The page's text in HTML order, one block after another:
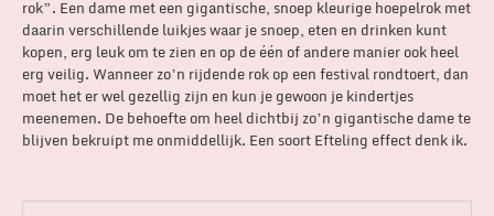
rok”. Een dame met een gigantische, snoep kleurige hoepelrok met
daarin verschillende luikjes waar je snoep, eten en drinken kunt
kopen, erg leuk om te zien en op de één of andere manier ook heel
erg veilig. Wanneer zo’n rijdende rok op een festival rondtoert, dan
moet het er wel gezellig zijn en kun je gewoon je kindertjes
meenemen. De behoefte om heel dichtbij zo’n gigantische dame te
blijven bekruipt me onmiddellijk. Een soort Efteling effect denk ik.